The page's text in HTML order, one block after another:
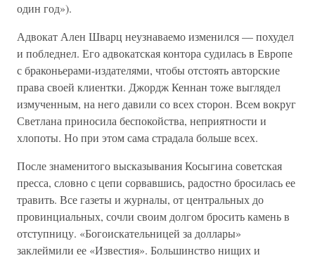
один год»).
Адвокат Ален Шварц неузнаваемо изменился — похудел
и побледнел. Его адвокатская контора судилась в Европе
с браконьерами-издателями, чтобы отстоять авторские
права своей клиентки. Джордж Кеннан тоже выглядел
измученным, на него давили со всех сторон. Всем вокруг
Светлана приносила беспокойства, неприятности и
хлопоты. Но при этом сама страдала больше всех.
После знаменитого высказывания Косыгина советская
пресса, словно с цепи сорвавшись, радостно бросилась ее
травить. Все газеты и журналы, от центральных до
провинциальных, сочли своим долгом бросить камень в
отступницу. «Богоискательницей за доллары»
заклеймили ее «Известия». Большинство нищих и